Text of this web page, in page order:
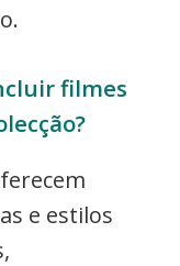
filmes
e estilos